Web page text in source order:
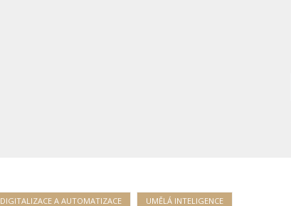
DIGITALIZACE A AUTOMATIZACE UMĚLÁ INTELIGENCE